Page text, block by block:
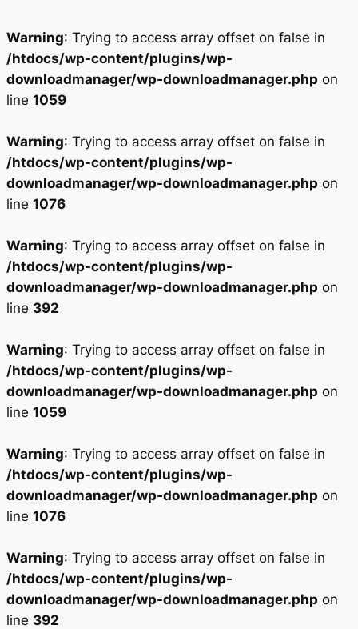
Warning: Trying to access array offset on false in
/htdocs/wp-content/plugins/wp-
downloadmanager/wp-downloadmanager.php on
line 1059
Warning: Trying to access array offset on false in
/htdocs/wp-content/plugins/wp-
downloadmanager/wp-downloadmanager.php on
line 1076
Warning: Trying to access array offset on false in
/htdocs/wp-content/plugins/wp-
downloadmanager/wp-downloadmanager.php on
line 392
Warning: Trying to access array offset on false in
/htdocs/wp-content/plugins/wp-
downloadmanager/wp-downloadmanager.php on
line 1059
Warning: Trying to access array offset on false in
/htdocs/wp-content/plugins/wp-
downloadmanager/wp-downloadmanager.php on
line 1076
Warning: Trying to access array offset on false in
/htdocs/wp-content/plugins/wp-
downloadmanager/wp-downloadmanager.php on
line 392